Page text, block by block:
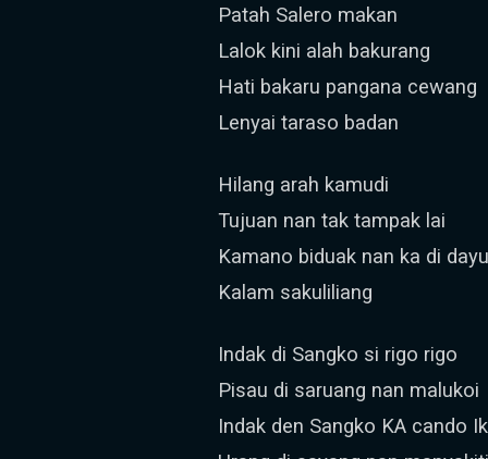
Patah Salero makan
Lalok kini alah bakurang
Hati bakaru pangana cewang
Lenyai taraso badan
Hilang arah kamudi
Tujuan nan tak tampak lai
Kamano biduak nan ka di
Kalam sakuliliang
Indak di Sangko si rigo rigo
Pisau di saruang nan malukoi
Indak den Sangko KA cando